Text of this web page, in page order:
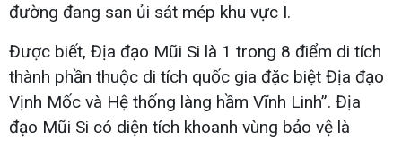
đường đang san ủi sát mép khu vực I.
Được biết, Địa đạo Mũi Si là 1 trong 8 điểm di tích
thành phần thuộc di tích quốc gia đặc biệt Địa đạo
Vịnh Mốc và Hệ thống làng hầm Vĩnh Linh”. Địa
đạo Mũi Si có diện tích khoanh vùng bảo vệ là